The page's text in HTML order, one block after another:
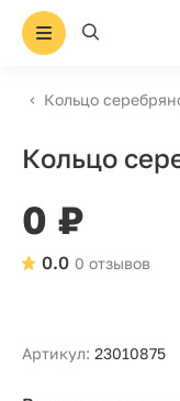
Кольцо
Кольцо
0 ₽
0 отзывов
0.0
Артикул: 23010875